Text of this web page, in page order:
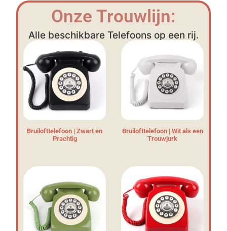
Onze Trouwlijn:
Alle beschikbare Telefoons op een rij.
Bruilofttelefoon | Zwart en
Prachtig
Bruilofttelefoon | Wit als een
Trouwjurk